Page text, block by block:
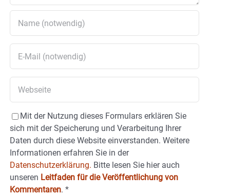
Mit der Nutzung dieses Formulars erklären Sie
sich mit der Speicherung und Verarbeitung Ihrer
Daten durch diese Website einverstanden. Weitere
Informationen erfahren Sie in der
Datenschutzerklärung. Bitte lesen Sie hier auch
unseren Leitfaden für die Veröffentlichung von
Kommentaren. *